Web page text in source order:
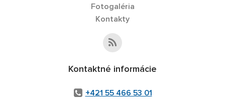
Fotogaléria
Kontakty
Kontaktné informácie
+421 55 466 53 01